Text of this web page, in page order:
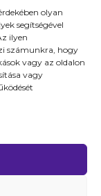
olyan
segítségével
ilyen
számunkra, hogy
vagy az oldalon
vagy